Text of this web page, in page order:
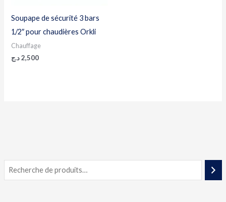
Soupape de sécurité 3 bars
1/2″ pour chaudières Orkli
Chauffage
2,500 د.ج